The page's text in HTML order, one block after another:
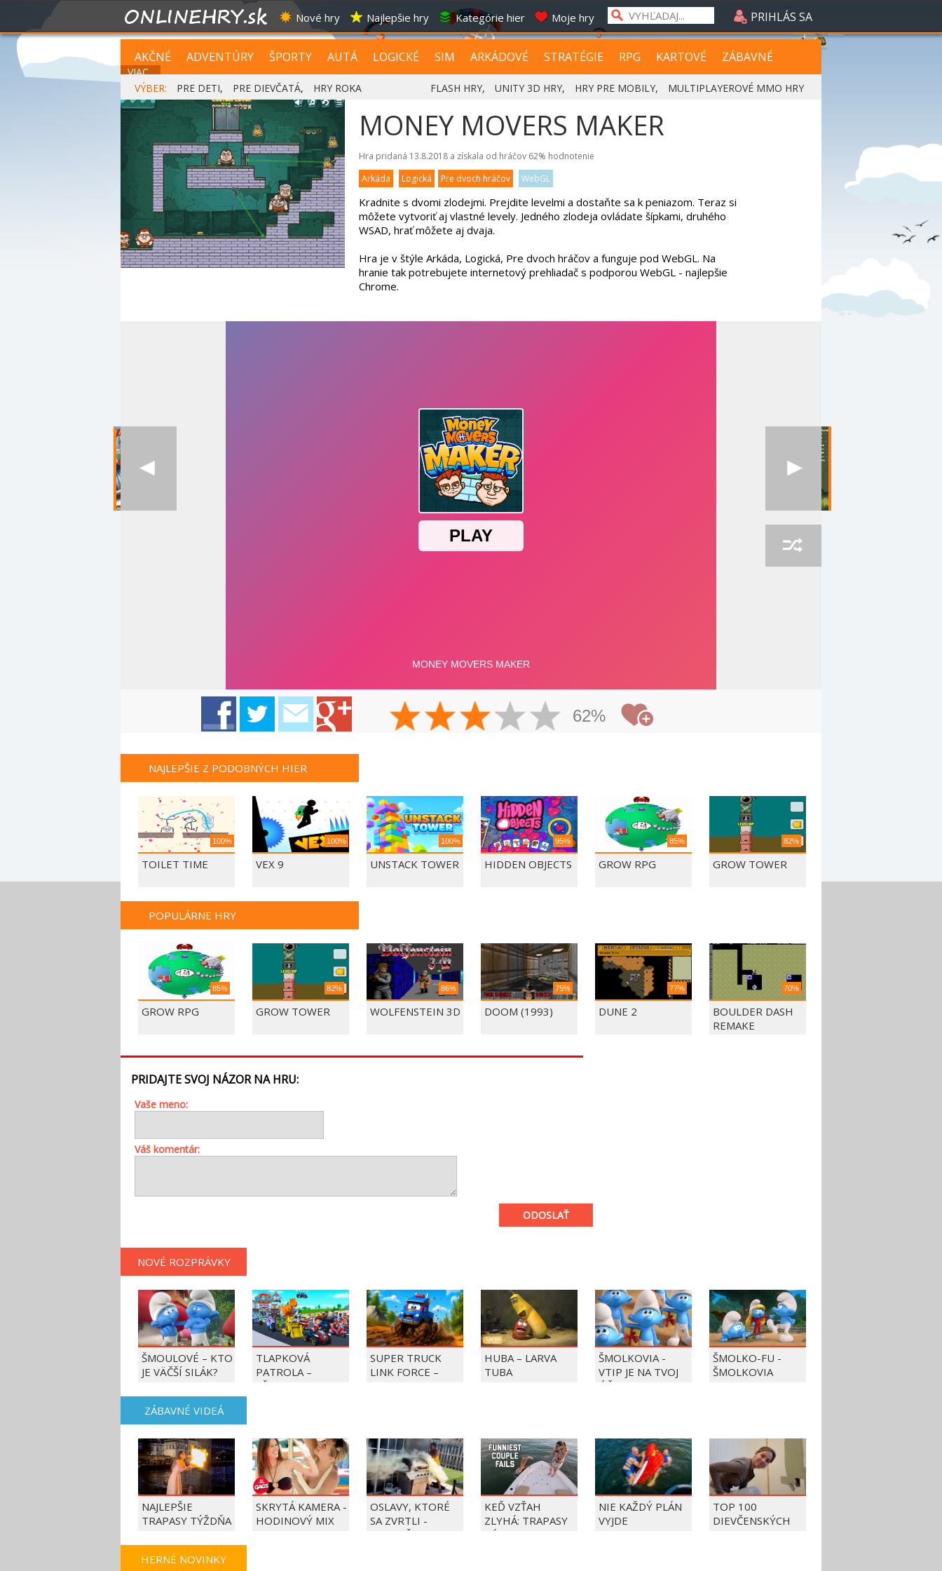
Nové hry Najlepšie hry Kategórie hier Moje hry PRIHLÁS SA
AKČNÉ ADVENTÚRY ŠPORTY AUTÁ LOGICKÉ SIM ARKÁDOVÉ STRATÉGIE RPG KARTOVÉ ZÁBAVNÉ
VIAC...
VÝBER:
PRE DETI, PRE DIEVČATÁ, HRY ROKA FLASH HRY, UNITY 3D HRY, HRY PRE MOBILY, MULTIPLAYEROVÉ MMO HRY
MONEY MOVERS MAKER
Hra pridaná 13.8.2018 a získala od hráčov 62% hodnotenie
Arkáda
Logická Pre dvoch hráčov WebGL
Kradnite s dvomi zlodejmi. Prejdite levelmi a dostaňte sa k peniazom. Teraz si
môžete vytvoriť aj vlastné levely. Jedného zlodeja ovládate šípkami, druhého
WSAD, hrať môžete aj dvaja.
Hra je v štýle Arkáda, Logická, Pre dvoch hráčov a funguje pod WebGL. Na
hranie tak potrebujete internetový prehliadač s podporou WebGL - najlepšie
Chrome.
62%
NAJLEPŠIE Z PODOBNÝCH HIER
100%
TOILET TIME
100%
VEX 9
100%
UNSTACK TOWER
95%
HIDDEN OBJECTS
85%
GROW RPG
82%
GROW TOWER
POPULÁRNE HRY
85%
GROW RPG
82%
GROW TOWER
86%
WOLFENSTEIN 3D
75%
DOOM (1993)
77%
DUNE 2
70%
BOULDER DASH
REMAKE
PRIDAJTE SVOJ NÁZOR NA HRU:
Vaše meno:
Váš komentár:
ODOSLAŤ
NOVÉ ROZPRÁVKY
ŠMOULOVÉ – KTO
JE VÄČŠÍ SILÁK?
TLAPKOVÁ
PATROLA –
VŠETKY LABKY DO
SUPER TRUCK
LINK FORCE –
HUBA – LARVA
TUBA
ŠMOLKOVIA -
VTIP JE NA TVOJ
ÚČET
ŠMOLKO-FU -
ŠMOLKOVIA
ZÁBAVNÉ VIDEÁ
NAJLEPŠIE
TRAPASY TÝŽDŇA
SKRYTÁ KAMERA -
HODINOVÝ MIX
OSLAVY, KTORÉ
SA ZVRTLI -
NAJLEPŠIE
KEĎ VZŤAH
ZLYHÁ: TRAPASY
PÁROV
NIE KAŽDÝ PLÁN
VYJDE
TOP 100
DIEVČENSKÝCH
HERNÉ NOVINKY